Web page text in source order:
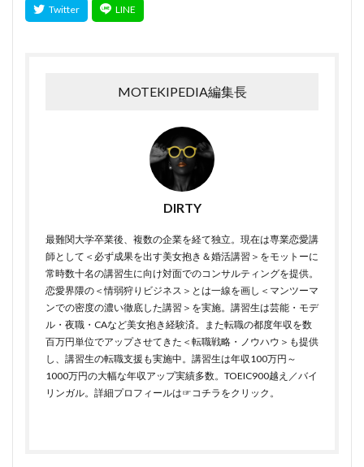
MOTEKIPEDIA編集長
DIRTY
最難関大学卒業後、複数の企業を経て独立。現在は専業恋愛講
師として＜必ず成果を出す美女抱き＆婚活講習＞をモットーに
常時数十名の講習生に向け対面でのコンサルティングを提供。
恋愛界隈の＜情弱狩りビジネス＞とは一線を画し＜マンツーマ
ンでの密度の濃い徹底した講習＞を実施。講習生は芸能・モデ
ル・夜職・CAなど美女抱き経験済。また転職の都度年収を数
百万円単位でアップさせてきた＜転職戦略・ノウハウ＞も提供
し、講習生の転職支援も実施中。講習生は年収100万円～
1000万円の大幅な年収アップ実績多数。TOEIC900越え／バイ
リンガル。詳細プロフィールは☞コチラをクリック 。